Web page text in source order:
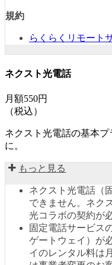
規約
らくらくリモート
ネクスト光電話
月額550円
（税込）
ネクスト光電話の基本
に。
もっと見る
ネクスト光電話（
できません。ネク
光コラボの契約が
固定電話サービス
ゲートウェイ）が
イのレンタル料は